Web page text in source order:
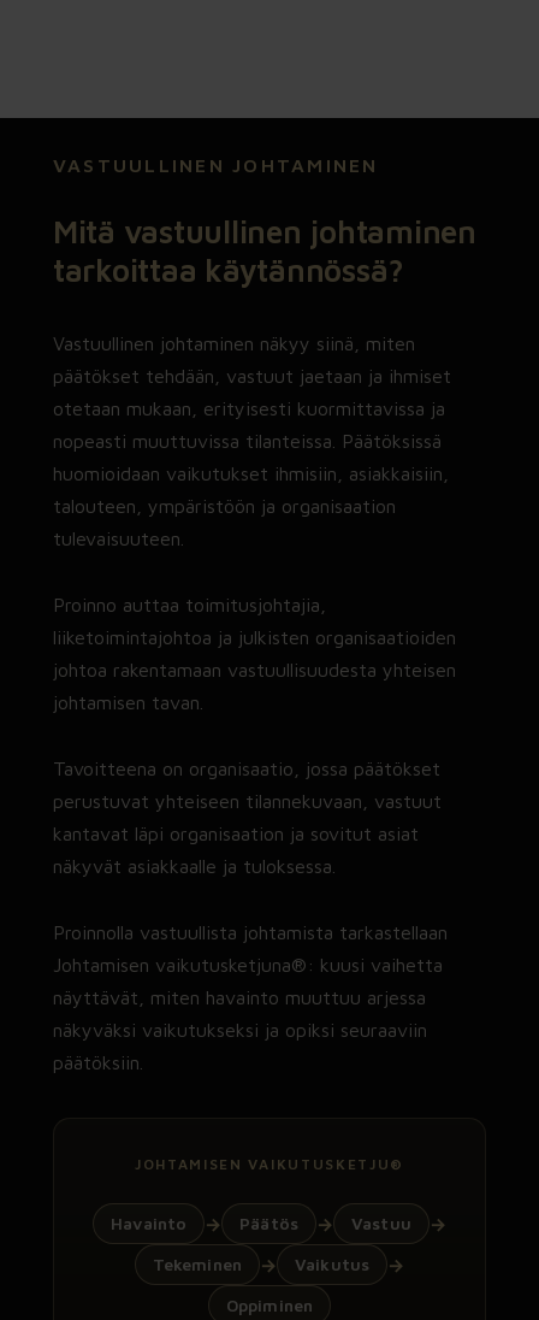
VASTUULLINEN JOHTAMINEN
Mitä vastuullinen johtaminen
tarkoittaa käytännössä?
Vastuullinen johtaminen näkyy siinä, miten
päätökset tehdään, vastuut jaetaan ja ihmiset
otetaan mukaan, erityisesti kuormittavissa ja
nopeasti muuttuvissa tilanteissa. Päätöksissä
huomioidaan vaikutukset ihmisiin, asiakkaisiin,
talouteen, ympäristöön ja organisaation
tulevaisuuteen.
Proinno auttaa toimitusjohtajia,
liiketoimintajohtoa ja julkisten organisaatioiden
johtoa rakentamaan vastuullisuudesta yhteisen
johtamisen tavan.
Tavoitteena on organisaatio, jossa päätökset
perustuvat yhteiseen tilannekuvaan, vastuut
kantavat läpi organisaation ja sovitut asiat
näkyvät asiakkaalle ja tuloksessa.
Proinnolla vastuullista johtamista tarkastellaan
Johtamisen vaikutusketjuna®: kuusi vaihetta
näyttävät, miten havainto muuttuu arjessa
näkyväksi vaikutukseksi ja opiksi seuraaviin
päätöksiin.
JOHTAMISEN VAIKUTUSKETJU®
Havainto → Päätös → Vastuu
→
Tekeminen
→ Vaikutus
→
Oppiminen
Kantokykyarvio™ organisaation due
uutta johtoa, investointia tai isoa
uudistusta arvioidaan, mikä
organisaatiossa kantaa ja mitä pitää
Strateginen varjojäsen™
päätöksiin. Yhteinen tilannekuva pysyy
ajan tasalla toimitusjohtajan,
omistajan tai hallituksen
puheenjohtajan rinnalla, kun päätösten
Tehokas johtoryhmä
→ Johtoryhmän työskentelytapa
älykkäämpi työ, sujuvampi arki
Proinnon tekoälyvalmennuksessa
pelisäännöt, vahvistaa henkilöstön
tekoälylukutaitoa ja ottaa ensimmäiset
käyttökohteet hallitusti käyttöön.
Valmennus yhdistää tekoälyn, työn
kehittämisen ja muutosjohtamisen
käytännön kokonaisuudeksi.